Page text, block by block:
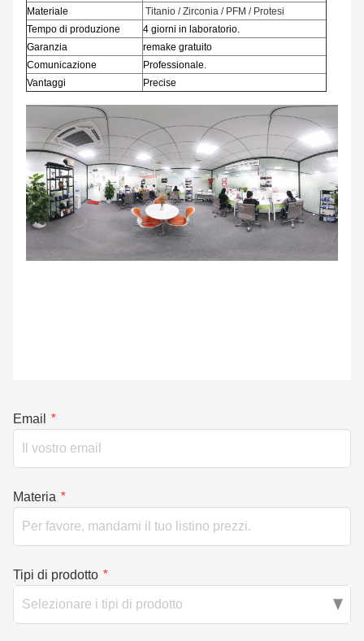
Materiale
Titanio / Zirconia / PFM / Protesi
Tempo di produzione
4 giorni in laboratorio.
Garanzia
remake gratuito
Comunicazione
Professionale.
Vantaggi
Precise
Email *
Materia *
Tipi di prodotto *